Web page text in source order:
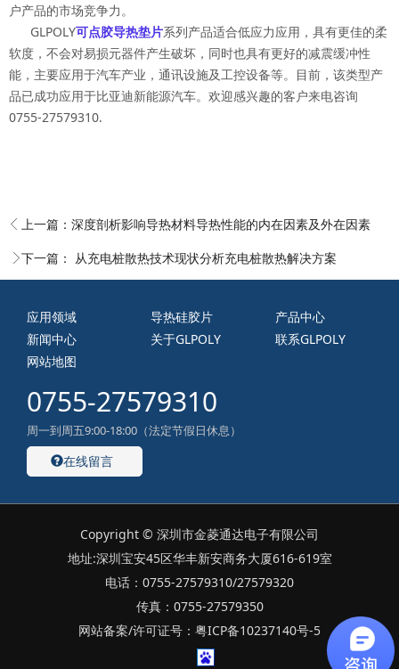
户产品的市场竞争力。
GLPOLY可点胶导热垫片系列产品适合低应力应用，具有更佳的柔
软度，不会对易损元器件产生破坏，同时也具有更好的减震缓冲性
能，主要应用于汽车产业，通讯设施及工控设备等。目前，该类型产
品已成功应用于比亚迪新能源汽车。欢迎感兴趣的客户来电咨询
0755-27579310.
上一篇： 深度剖析影响导热材料导热性能的内在因素及外在因素
下一篇： 从充电桩散热技术现状分析充电桩散热解决方案
应用领域 导热硅胶片
产品中心
新闻中心
关于GLPOLY
联系GLPOLY
网站地图
0755-27579310
周一到周五9:00-18:00（法定节假日休息）
在线留言
Copyright © 深圳市金菱通达电子有限公司
地址:深圳宝安45区华丰新安商务大厦616-619室
电话：0755-27579310/27579320
传真：0755-27579350
网站备案/许可证号：粤ICP备10237140号-5